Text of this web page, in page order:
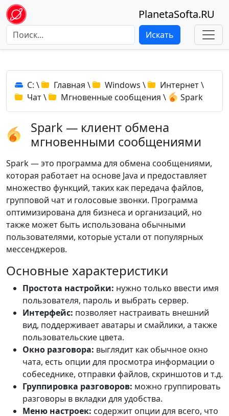
PlanetaSofta.RU
Искать
C: \ Главная \ Windows \ Интернет\
Чат\ Мгновенные сообщения \ Spark
Spark — клиент обмена
мгновенными сообщениями
Spark — это программа для обмена сообщениями,
которая работает на основе Java и предоставляет
множество функций, таких как передача файлов,
групповой чат и голосовые звонки. Программа
оптимизирована для бизнеса и организаций, но
также может быть использована обычными
пользователями, которые устали от популярных
мессенджеров.
Основные характеристики
Простота настройки: нужно только ввести имя
пользователя, пароль и выбрать сервер.
Интерфейс: позволяет настраивать внешний
вид, поддерживает аватары и смайлики, а также
пользовательские цвета.
Окно разговора: выглядит как обычное окно
чата, есть опции для просмотра информации о
собеседнике, отправки файлов, скриншотов и т.д.
Группировка разговоров: можно группировать
разговоры в вкладки для удобства.
Меню настроек: содержит опции для всего, что